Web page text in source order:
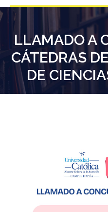
LLAMADO A
CÁTEDRAS
DE